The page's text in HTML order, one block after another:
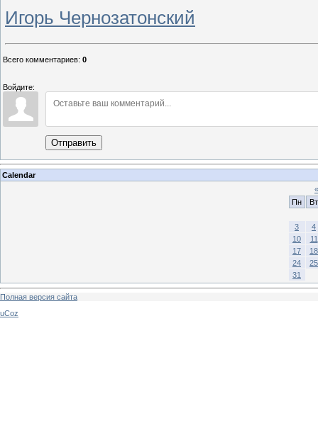
Игорь Чернозатонский
Всего комментариев: 0
Войдите:
Отправить
Calendar
«
Пн
Вт
3
4
10
11
17
18
24
25
31
Полная версия сайта
uCoz